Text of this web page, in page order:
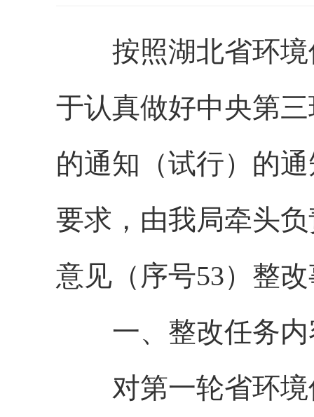
按照湖北省环
于认真做好中央第
的通知（试行）的
要求，由我局牵头
意见（序号53）整
一、整改任务
对第一轮省环